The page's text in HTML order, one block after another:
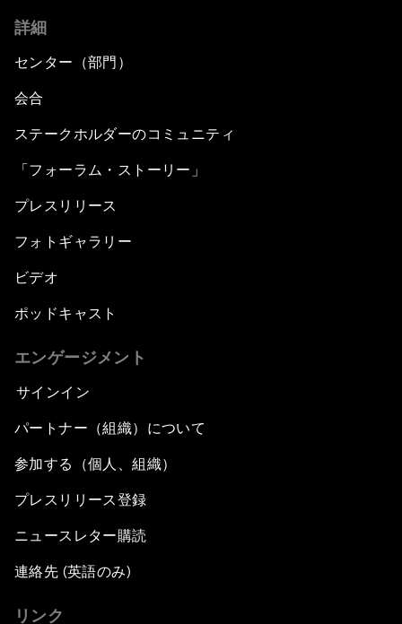
詳細
センター（部門）
会合
ステークホルダーのコミュニティ
「フォーラム・ストーリー」
プレスリリース
フォトギャラリー
ビデオ
ポッドキャスト
エンゲージメント
サインイン
パートナー（組織）について
参加する（個人、組織）
プレスリリース登録
ニュースレター購読
連絡先 (英語のみ)
リンク